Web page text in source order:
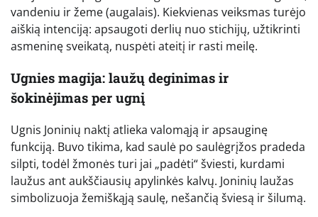
vandeniu ir žeme (augalais). Kiekvienas veiksmas turėjo
aiškią intenciją: apsaugoti derlių nuo stichijų, užtikrinti
asmeninę sveikatą, nuspėti ateitį ir rasti meilę.
Ugnies magija: laužų deginimas ir
šokinėjimas per ugnį
Ugnis Joninių naktį atlieka valomąją ir apsauginę
funkciją. Buvo tikima, kad saulė po saulėgrįžos pradeda
silpti, todėl žmonės turi jai „padėti“ šviesti, kurdami
laužus ant aukščiausių apylinkės kalvų. Joninių laužas
simbolizuoja žemiškąją saulę, nešančią šviesą ir šilumą.